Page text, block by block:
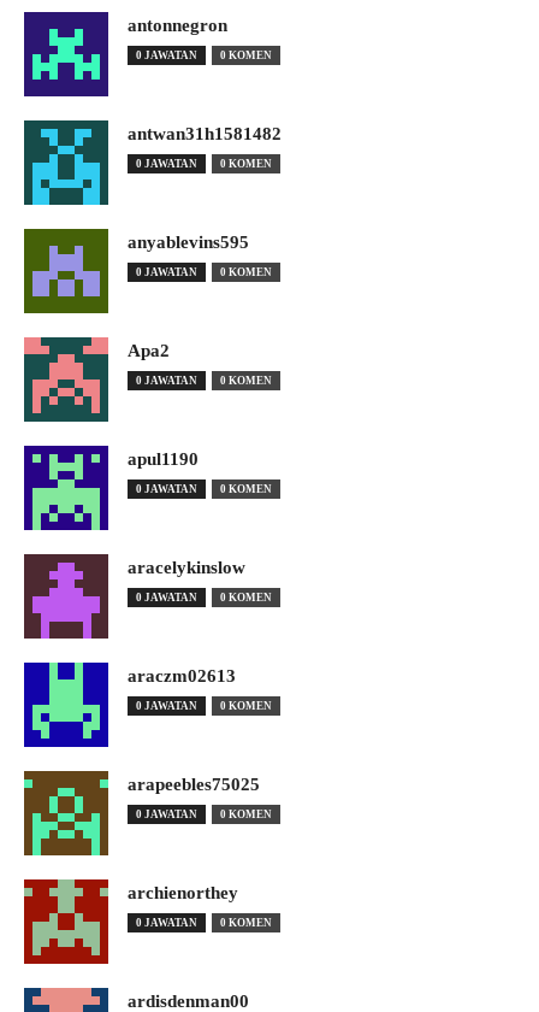
antonnegron
0 JAWATAN 0 KOMEN
antwan31h1581482
0 JAWATAN 0 KOMEN
anyablevins595
0 JAWATAN 0 KOMEN
Apa2
0 JAWATAN 0 KOMEN
apul1190
0 JAWATAN 0 KOMEN
aracelykinslow
0 JAWATAN 0 KOMEN
araczm02613
0 JAWATAN 0 KOMEN
arapeebles75025
0 JAWATAN 0 KOMEN
archienorthey
0 JAWATAN 0 KOMEN
ardisdenman00